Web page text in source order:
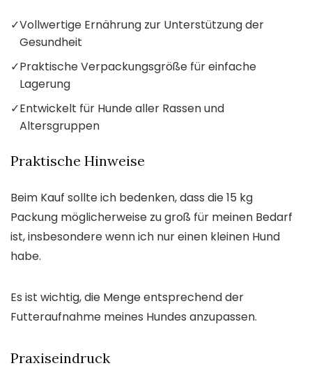
✓Vollwertige Ernährung zur Unterstützung der
Gesundheit
✓Praktische Verpackungsgröße für einfache
Lagerung
✓Entwickelt für Hunde aller Rassen und
Altersgruppen
Praktische Hinweise
Beim Kauf sollte ich bedenken, dass die 15 kg
Packung möglicherweise zu groß für meinen Bedarf
ist, insbesondere wenn ich nur einen kleinen Hund
habe.
Es ist wichtig, die Menge entsprechend der
Futteraufnahme meines Hundes anzupassen.
Praxiseindruck